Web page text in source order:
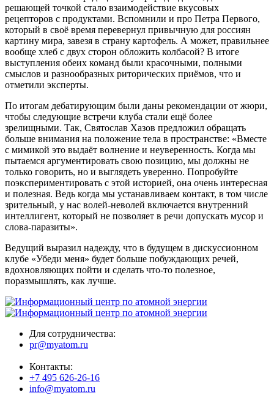
решающей точкой стало взаимодействие вкусовых
рецепторов с продуктами. Вспомнили и про Петра Первого,
который в своё время перевернул привычную для россиян
картину мира, завезя в страну картофель. А может, правильнее
вообще хлеб с двух сторон обложить колбасой? В итоге
выступления обеих команд были красочными, полными
смыслов и разнообразных риторических приёмов, что и
отметили эксперты.
По итогам дебатирующим были даны рекомендации от жюри,
чтобы следующие встречи клуба стали ещё более
зрелищными. Так, Святослав Хазов предложил обращать
больше внимания на положение тела в пространстве: «Вместе
с мимикой это выдаёт волнение и неуверенность. Когда мы
пытаемся аргументировать свою позицию, мы должны не
только говорить, но и выглядеть уверенно. Попробуйте
поэкспериментировать с этой историей, она очень интересная
и полезная. Ведь когда мы устанавливаем контакт, в том числе
зрительный, у нас волей-неволей включается внутренний
интеллигент, который не позволяет в речи допускать мусор и
слова-паразиты».
Ведущий выразил надежду, что в будущем в дискуссионном
клубе «Убеди меня» будет больше побуждающих речей,
вдохновляющих пойти и сделать что-то полезное,
поразмышлять, как лучше.
Для сотрудничества:
pr@myatom.ru
Контакты:
+7 495 626-26-16
info@myatom.ru